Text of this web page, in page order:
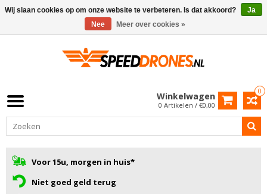
0
Winkelwagen
0 Artikelen / €0,00
Voor 15u, morgen in huis*
Niet goed geld terug
Wij slaan cookies op om onze website te verbeteren. Is dat akkoord?
Ja
Nee
Meer over cookies »